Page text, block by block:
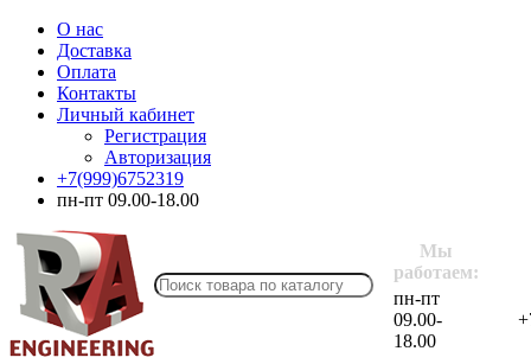
О нас
Доставка
Оплата
Контакты
Личный кабинет
Регистрация
Авторизация
+7(999)6752319
пн-пт 09.00-18.00
Мы
работаем:
пн-пт
09.00-
18.00